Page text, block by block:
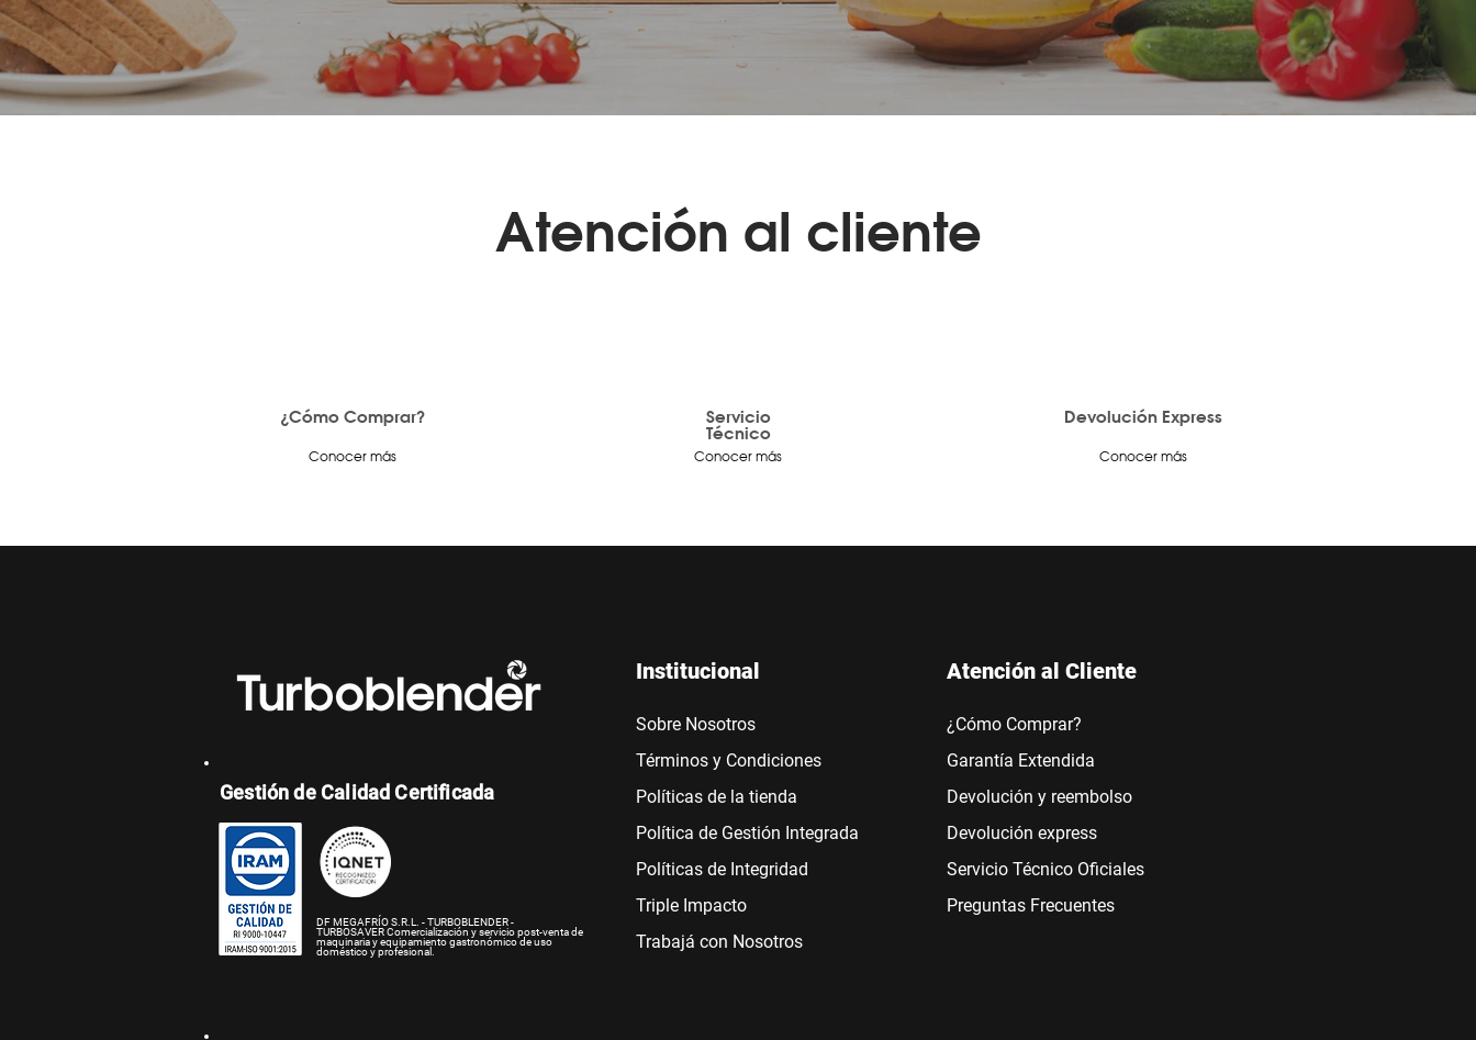
Atención al cliente
¿Cómo Comprar?
Conocer más
Servicio
Técnico
Conocer más
Devolución Express
Conocer más
DF MEGAFRÍO S.R.L. - TURBOBLENDER -
TURBOSAVERComercialización y servicio post-venta de
maquinaria y equipamiento gastronómico de uso
doméstico y profesional.
Gestión de Calidad Certificada
Institucional Atención al Cliente
Sobre Nosotros
Términos y Condiciones
Políticas de la tienda
Política de Gestión Integrada
Políticas de Integridad
Triple Impacto
Trabajá con Nosotros
¿Cómo Comprar?
Garantía Extendida
Devolución y reembolso
Devolución express
Servicio Técnico Oficiales
Preguntas Frecuentes